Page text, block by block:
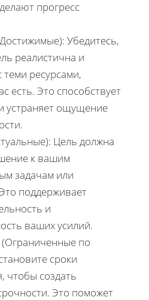
прогресс
Убедитесь,
реалистична и
теми ресурсами,
есть. Это способствует
устраняет ощущение
Цель должна
к вашим
задачам или
поддерживает
и
ваших усилий.
(Ограниченные по
сроки
чтобы создать
Это поможет